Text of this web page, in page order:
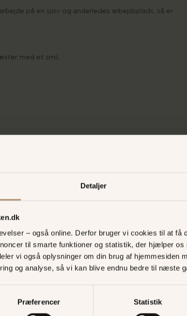
Detaljer
– også online. Derfor bruger vi cookies til at få
til smarte funktioner og statistik, der hjælper
vi også oplysninger om din brug af hjemmesiden
og analyse, så vi kan blive endnu bedre til næste
Præferencer Statistik
på en sjov og anderledes arbejdsplads, så er
med et smil.
og fortæl lidt om dig selv.
Job på